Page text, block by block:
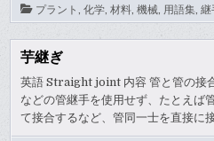
プラント ,化学 ,材料 ,機械 用語集 ,継
芋継ぎ
英語 Straight joint 内容 管と管の接
などの管継手を使用せず、たとえば
て接合するなど、管同一士を直接に